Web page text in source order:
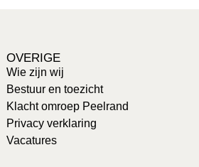
OVERIGE
Wie zijn wij
Bestuur en toezicht
Klacht omroep Peelrand
Privacy verklaring
Vacatures